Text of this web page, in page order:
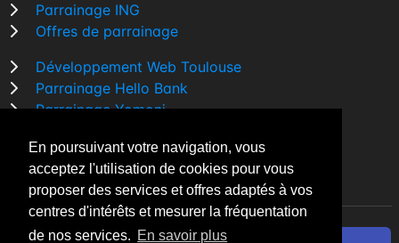
En poursuivant votre navigation, vous
acceptez l'utilisation de cookies pour vous
proposer des services et offres adaptés à vos
centres d'intérêts et mesurer la fréquentation
de nos services. En savoir plus
Parrainage ING
Offres de parrainage
Développement Web Toulouse
Parrainage Hello Bank
Parrainage Yomoni
Comparatif banque